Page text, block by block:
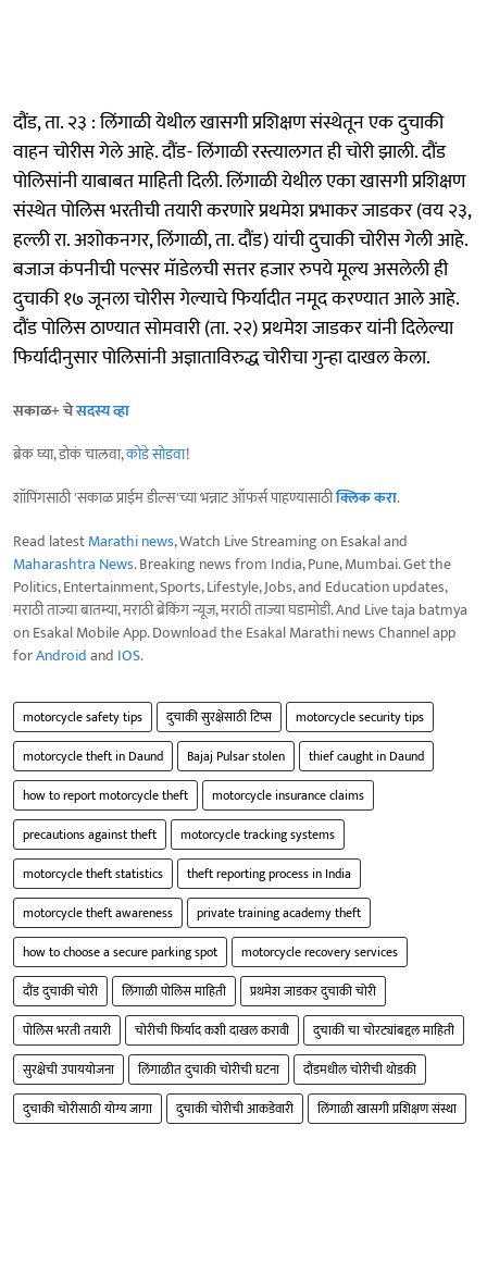
दौंड, ता. २३ : लिंगाळी येथील खासगी प्रशिक्षण संस्थेतून एक दुचाकी
वाहन चोरीस गेले आहे. दौंड- लिंगाळी रस्त्यालगत ही चोरी झाली. दौंड
पोलिसांनी याबाबत माहिती दिली. लिंगाळी येथील एका खासगी प्रशिक्षण
संस्थेत पोलिस भरतीची तयारी करणारे प्रथमेश प्रभाकर जाडकर (वय २३,
हल्ली रा. अशोकनगर, लिंगाळी, ता. दौंड) यांची दुचाकी चोरीस गेली आहे.
बजाज कंपनीची पल्सर मॅाडेलची सत्तर हजार रुपये मूल्य असलेली ही
दुचाकी १७ जूनला चोरीस गेल्याचे फिर्यादीत नमूद करण्यात आले आहे.
दौंड पोलिस ठाण्यात सोमवारी (ता. २२) प्रथमेश जाडकर यांनी दिलेल्या
फिर्यादीनुसार पोलिसांनी अज्ञाताविरुद्ध चोरीचा गुन्हा दाखल केला.
सकाळ+ चेसदस्य व्हा
ब्रेक घ्या, डोकं चालवा,कोडे सोडवा!
शॉपिंगसाठी 'सकाळ प्राईम डील्स'च्या भन्नाट ऑफर्स पाहण्यासाठीक्लिक करा.
Read latestMarathi news, Watch Live Streaming on Esakal and
Maharashtra News. Breaking news from India, Pune, Mumbai. Get the
Politics, Entertainment, Sports, Lifestyle, Jobs, and Education updates,
मराठी ताज्या बातम्या, मराठी ब्रेकिंग न्यूज, मराठी ताज्या घडामोडी. And Live taja batmya
on Esakal Mobile App. Download the Esakal Marathi news Channel app
forAndroidand IOS.
motorcycle safety tips दुचाकी सुरक्षेसाठी टिप्स
motorcycle security tips
motorcycle theft in Daund
Bajaj Pulsar stolen
thief caught in Daund
how to report motorcycle theft
motorcycle insurance claims
precautions against theft
motorcycle tracking systems
motorcycle theft statistics
theft reporting process in India
motorcycle theft awareness
private training academy theft
how to choose a secure parking spot
motorcycle recovery services
दौंड दुचाकी चोरी
लिंगाळी पोलिस माहिती
प्रथमेश जाडकर दुचाकी चोरी
पोलिस भरती तयारी
चोरीची फिर्याद कशी दाखल करावी
दुचाकी चा चोरट्यांबद्दल माहिती
सुरक्षेची उपाययोजना
लिंगाळीत दुचाकी चोरीची घटना
दौंडमधील चोरीची थोडकी
दुचाकी चोरीसाठी योग्य जागा
दुचाकी चोरीची आकडेवारी लिंगाळी खासगी प्रशिक्षण संस्था